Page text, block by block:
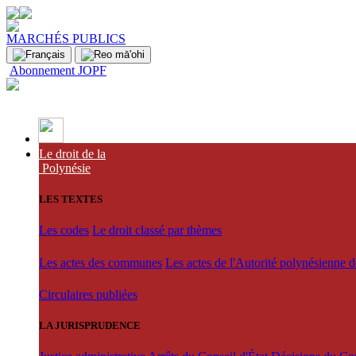
MARCHÉS PUBLICS
Abonnement JOPF
Le droit de la
Polynésie
LES TEXTES
Les codes Le droit classé par thèmes
Les actes des communes Les actes de l'Autorité polynésienne
Circulaires publiées
LA JURISPRUDENCE